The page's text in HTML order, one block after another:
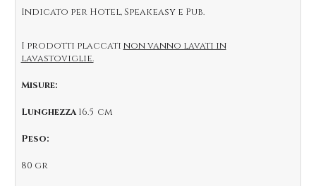
Indicato per Hotel, Speakeasy e Pub.
I prodotti placcati non vanno lavati in
lavastoviglie.
Misure:
Lunghezza16.5 cm
Peso:
80 gr